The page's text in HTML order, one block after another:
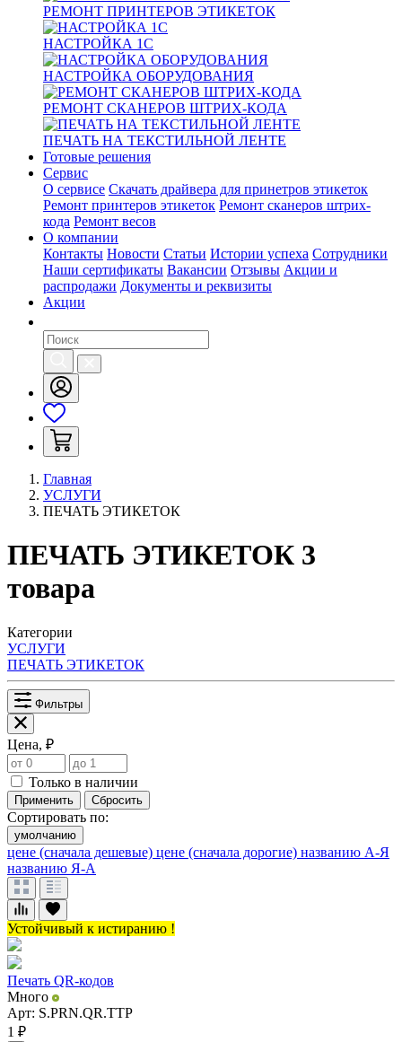
РЕМОНТ ПРИНТЕРОВ ЭТИКЕТОК
НАСТРОЙКА 1С
НАСТРОЙКА ОБОРУДОВАНИЯ
РЕМОНТ СКАНЕРОВ ШТРИХ-КОДА
ПЕЧАТЬ НА ТЕКСТИЛЬНОЙ ЛЕНТЕ
Готовые решения
Сервис
О сервисе Скачать драйвера для принетров этикеток
Ремонт принтеров этикеток Ремонт сканеров штрих-
кода Ремонт весов
О компании
Контакты Новости Статьи Истории успеха Сотрудники
Наши сертификаты Вакансии Отзывы Акции и
распродажи Документы и реквизиты
Акции
Главная
УСЛУГИ
ПЕЧАТЬ ЭТИКЕТОК
ПЕЧАТЬ ЭТИКЕТОК 3
товара
Категории
УСЛУГИ
ПЕЧАТЬ ЭТИКЕТОК
Фильтры
Цена, ₽
Только в наличии
Применить Сбросить
Сортировать по:
умолчанию
цене (сначала дешевые) цене (сначала дорогие) названию А-Я
названию Я-А
Устойчивый к истиранию !
Печать QR-кодов
Много
Арт: S.PRN.QR.TTP
1 ₽